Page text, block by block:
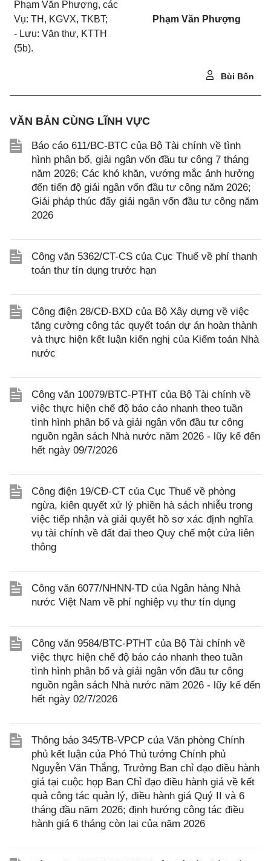
Phạm Văn Phượng, các
Vụ: TH, KGVX, TKBT;
- Lưu: Văn thư, KTTH
(5b).
Phạm Văn Phượng
Bùi Bốn
VĂN BẢN CÙNG LĨNH VỰC
Báo cáo 611/BC-BTC của Bộ Tài chính về tình
hình phân bổ, giải ngân vốn đầu tư công 7 tháng
năm 2026; Các khó khăn, vướng mắc ảnh hưởng
đến tiến độ giải ngân vốn đầu tư công năm 2026;
Giải pháp thúc đẩy giải ngân vốn đầu tư công năm
2026
Công văn 5362/CT-CS của Cục Thuế về phí thanh
toán thư tín dụng trước hạn
Công điện 28/CĐ-BXD của Bộ Xây dựng về việc
tăng cường công tác quyết toán dự án hoàn thành
và thực hiện kết luận kiến nghị của Kiểm toán Nhà
nước
Công văn 10079/BTC-PTHT của Bộ Tài chính về
việc thực hiện chế độ báo cáo nhanh theo tuần
tình hình phân bổ và giải ngân vốn đầu tư công
nguồn ngân sách Nhà nước năm 2026 - lũy kế đến
hết ngày 09/7/2026
Công điện 19/CĐ-CT của Cục Thuế về phòng
ngừa, kiên quyết xử lý phiền hà sách nhiễu trong
việc tiếp nhận và giải quyết hồ sơ xác định nghĩa
vụ tài chính về đất đai theo Quy chế một cửa liên
thông
Công văn 6077/NHNN-TD của Ngân hàng Nhà
nước Việt Nam về phí nghiệp vụ thư tín dụng
Công văn 9584/BTC-PTHT của Bộ Tài chính về
việc thực hiện chế độ báo cáo nhanh theo tuần
tình hình phân bổ và giải ngân vốn đầu tư công
nguồn ngân sách Nhà nước năm 2026 - lũy kế đến
hết ngày 02/7/2026
Thông báo 345/TB-VPCP của Văn phòng Chính
phủ kết luận của Phó Thủ tướng Chính phủ
Nguyễn Văn Thắng, Trưởng Ban chỉ đạo điều hành
giá tại cuộc họp Ban Chỉ đạo điều hành giá về kết
quả công tác quản lý, điều hành giá Quý II và 6
tháng đầu năm 2026; định hướng công tác điều
hành giá 6 tháng còn lại của năm 2026